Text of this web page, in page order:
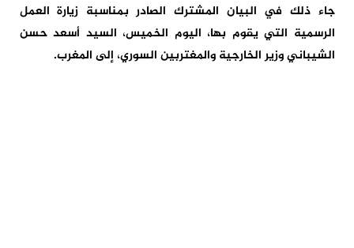
جاء ذلك في البيان المشترك الصادر بمناسبة زيارة العمل
الرسمية التي يقوم بها، اليوم الخميس، السيد أسعد حسن
الشيباني وزير الخارجية والمغتربين السوري، إلى المغرب.